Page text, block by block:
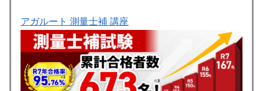
アガルート 測量士補 講座